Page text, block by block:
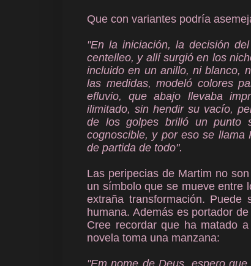
Que con variantes podría
"En la iniciación, la decisión
centelleo, y allí surgió en los
incluido en un anillo, ni blanco,
las medidas, modeló colores
efluvio, que abajo llevaba
ilimitado, sin hendir su vacío,
de los golpes brilló un punto
cognoscible, y por eso se llama
de partida de todo".
Las peripecias de Martim no
un símbolo que se mueve entre
extraña transformación.
humana. Además es portador
Cree recordar que ha matado
novela toma una manzana:
"Em nome de Deus, espero